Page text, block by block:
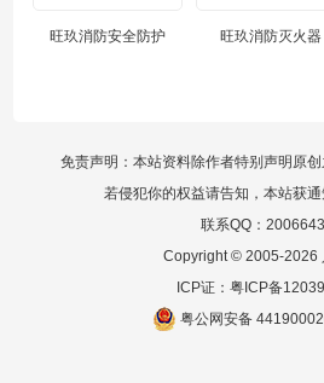
旺玖消防安全防护 旺玖消防灭火器
免责声明：本站资料除作者特别声明原创
若侵犯你的权益请告知，本站获通
联系QQ：
Copyright © 2005-2026
ICP证： 粤ICP备
粤公网安备